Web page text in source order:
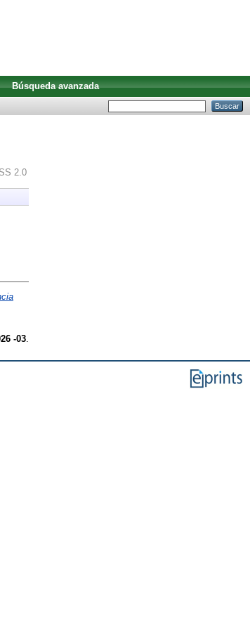
Búsqueda avanzada
2.0
-03